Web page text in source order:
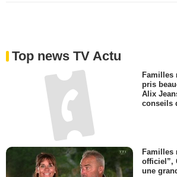
Top news TV Actu
Familles
pris
Alix
conseils
Familles
officiel”,
une